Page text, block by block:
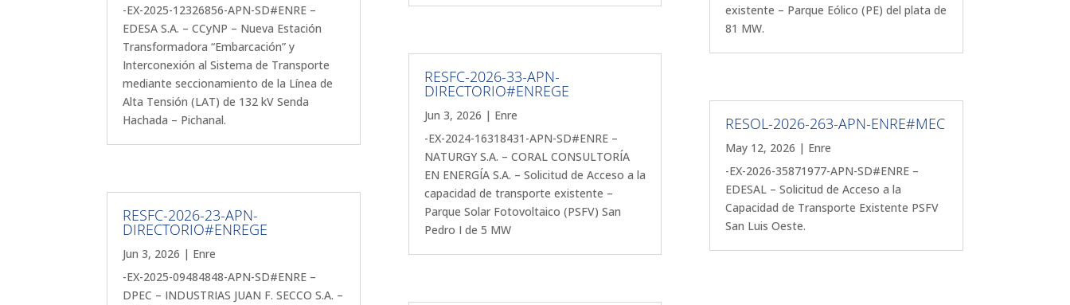
-EX-2025-12326856-APN-SD#ENRE –
EDESA S.A. – CCyNP – Nueva Estación
Transformadora “Embarcación” y
Interconexión al Sistema de Transporte
mediante seccionamiento de la Línea de
Alta Tensión (LAT) de 132 kV Senda
Hachada – Pichanal.
RESFC-2026-23-APN-
DIRECTORIO#ENREGE
Jun 3, 2026 | Enre
-EX-2025-09484848-APN-SD#ENRE –
DPEC – INDUSTRIAS JUAN F. SECCO S.A. –
RESFC-2026-33-APN-
DIRECTORIO#ENREGE
Jun 3, 2026 | Enre
-EX-2024-16318431-APN-SD#ENRE –
NATURGY S.A. – CORAL CONSULTORÍA
EN ENERGÍA S.A. – Solicitud de Acceso a la
capacidad de transporte existente –
Parque Solar Fotovoltaico (PSFV) San
Pedro I de 5 MW
existente – Parque Eólico (PE) del plata de
81 MW.
RESOL-2026-263-APN-ENRE#MEC
May 12, 2026 | Enre
-EX-2026-35871977-APN-SD#ENRE –
EDESAL – Solicitud de Acceso a la
Capacidad de Transporte Existente PSFV
San Luis Oeste.